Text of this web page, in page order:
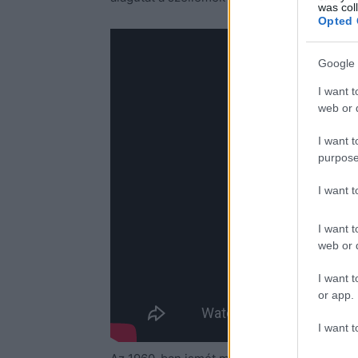
was
Opted
Google
I want
web or
I want
I want
I want
web or
I want
or app.
I want